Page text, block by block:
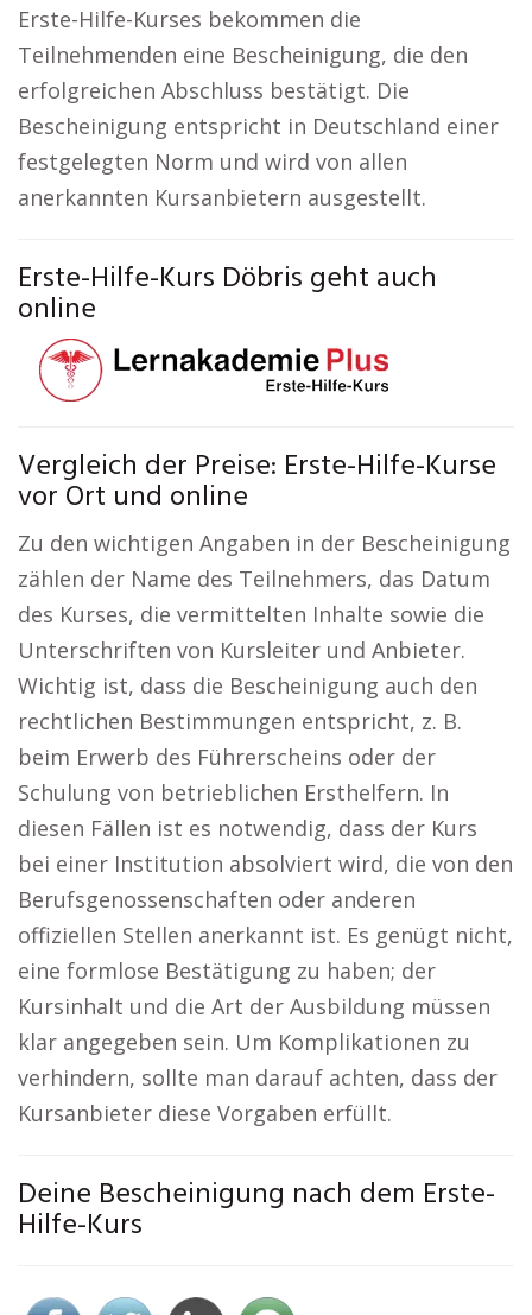
Erste-Hilfe-Kurses bekommen die
Teilnehmenden eine Bescheinigung, die den
erfolgreichen Abschluss bestätigt. Die
Bescheinigung entspricht in Deutschland einer
festgelegten Norm und wird von allen
anerkannten Kursanbietern ausgestellt.
Erste-Hilfe-Kurs Döbris geht auch
online
Vergleich der Preise: Erste-Hilfe-Kurse
vor Ort und online
Zu den wichtigen Angaben in der Bescheinigung
zählen der Name des Teilnehmers, das Datum
des Kurses, die vermittelten Inhalte sowie die
Unterschriften von Kursleiter und Anbieter.
Wichtig ist, dass die Bescheinigung auch den
rechtlichen Bestimmungen entspricht, z. B.
beim Erwerb des Führerscheins oder der
Schulung von betrieblichen Ersthelfern. In
diesen Fällen ist es notwendig, dass der Kurs
bei einer Institution absolviert wird, die von den
Berufsgenossenschaften oder anderen
offiziellen Stellen anerkannt ist. Es genügt nicht,
eine formlose Bestätigung zu haben; der
Kursinhalt und die Art der Ausbildung müssen
klar angegeben sein. Um Komplikationen zu
verhindern, sollte man darauf achten, dass der
Kursanbieter diese Vorgaben erfüllt.
Deine Bescheinigung nach dem Erste-
Hilfe-Kurs